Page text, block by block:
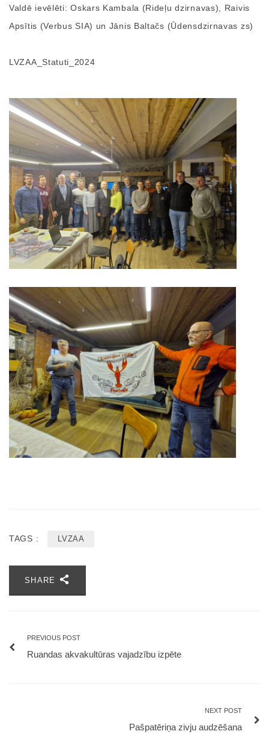
Valdē ievēlēti: Oskars Kambala (Rideļu dzirnavas), Raivis
Apsītis (Verbus SIA) un Jānis Baltačs (Ūdensdzirnavas zs)
LVZAA_Statuti_2024
TAGS : LVZAA
SHARE
PREVIOUS POST
Ruandas akvakultūras vajadzību izpēte
NEXT POST
Pašpatēriņa zivju audzēšana